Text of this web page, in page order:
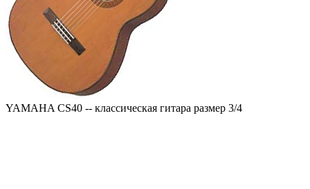
YAMAHA CS40 -- классическая гитара размер 3/4